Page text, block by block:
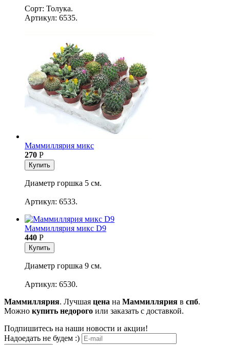
Сорт: Толука.
Артикул: 6535.
Маммиллярия микс
270 Р
Купить
Диаметр горшка 5 см.
Артикул: 6533.
Маммиллярия микс D9
440 Р
Купить
Диаметр горшка 9 см.
Артикул: 6530.
Маммиллярия. Лучшая цена на Маммиллярия в спб.
Можно купить недорого или заказать с доставкой.
Подпишитесь на наши новости и акции!
Надоедать не будем :)